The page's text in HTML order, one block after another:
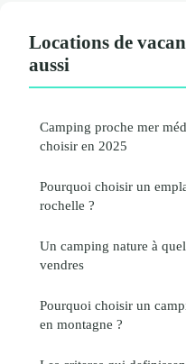
Locations de
aussi
Camping proche mer
choisir en 2025
Pourquoi choisir un
rochelle ?
Un camping nature à
vendres
Pourquoi choisir un
en montagne ?